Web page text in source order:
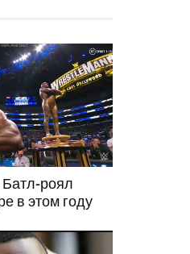
Батл-роял
в этом году